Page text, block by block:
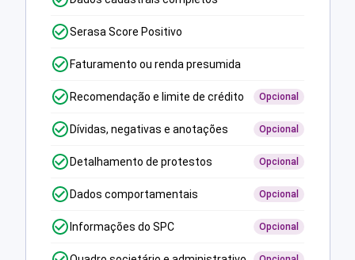
Serasa Score Positivo
Faturamento ou renda presumida
Recomendação e limite de crédito Opcional
Dívidas, negativas e anotações Opcional
Detalhamento de protestos Opcional
Dados comportamentais Opcional
Informações do SPC Opcional